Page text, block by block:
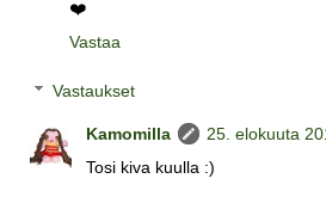
❤️
Vastaa
Vastaukset
Kamomilla
25. elokuuta
Tosi kiva kuulla :)